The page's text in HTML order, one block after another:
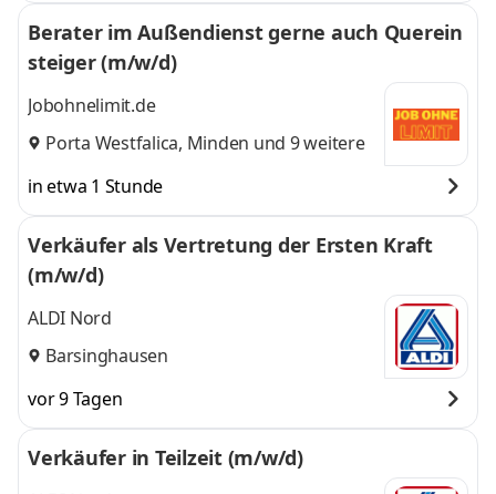
Berater im Außendienst gerne auch Querein
steiger (m/w/d)
Jobohnelimit.de
Porta Westfalica, Minden und 9 weitere
in etwa 1 Stunde
Verkäufer als Vertretung der Ersten Kraft
(m/w/d)
ALDI Nord
Barsinghausen
vor 9 Tagen
Verkäufer in Teilzeit (m/w/d)